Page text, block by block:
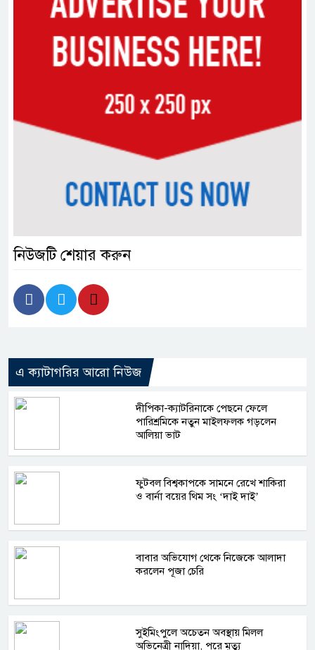
নিউজটি শেয়ার করুন
এ ক্যাটাগরির আরো নিউজ
দীপিকা-ক্যাটরিনাকে পেছনে ফেলে
পারিশ্রমিকে নতুন মাইলফলক গড়লেন
আলিয়া ভাট
ফুটবল বিশ্বকাপকে সামনে রেখে শাকিরা
ও বার্না বয়ের থিম সং ‘দাই দাই’
বাবার অভিযোগ থেকে নিজেকে আলাদা
করলেন পূজা চেরি
সুইমিংপুলে অচেতন অবস্থায় মিলল
অভিনেত্রী নাদিয়া, পরে মৃত্যু